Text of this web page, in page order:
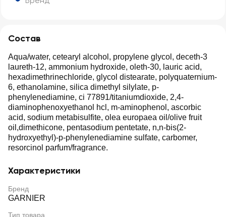
Состав
Aqua/water, cetearyl alcohol, propylene glycol, deceth-3
laureth-12, ammonium hydroxide, oleth-30, lauric acid,
hexadimethrinechloride, glycol distearate, polyquaternium-
6, ethanolamine, silica dimethyl silylate, p-
phenylenediamine, ci 77891/titaniumdioxide, 2,4-
diaminophenoxyethanol hcl, m-aminophenol, ascorbic
acid, sodium metabisulfite, olea europaea oil/olive fruit
oil,dimethicone, pentasodium pentetate, n,n-bis(2-
hydroxyethyl)-p-phenylenediamine sulfate, carbomer,
resorcinol parfum/fragrance.
Характеристики
Бренд
GARNIER
Тип товара